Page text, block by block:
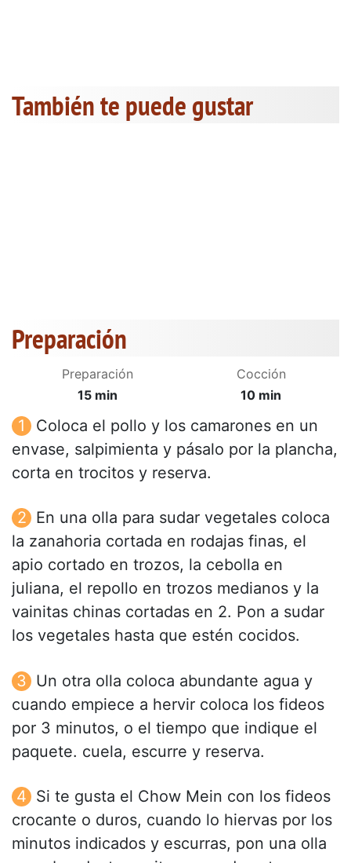
También te puede gustar
Preparación
Preparación
15 min
Cocción
10 min
Coloca el pollo y los camarones en un
envase, salpimienta y pásalo por la plancha,
corta en trocitos y reserva.
En una olla para sudar vegetales coloca
la zanahoria cortada en rodajas finas, el
apio cortado en trozos, la cebolla en
juliana, el repollo en trozos medianos y la
vainitas chinas cortadas en 2. Pon a sudar
los vegetales hasta que estén cocidos.
Un otra olla coloca abundante agua y
cuando empiece a hervir coloca los fideos
por 3 minutos, o el tiempo que indique el
paquete. cuela, escurre y reserva.
Si te gusta el Chow Mein con los fideos
crocante o duros, cuando lo hiervas por los
minutos indicados y escurras, pon una olla